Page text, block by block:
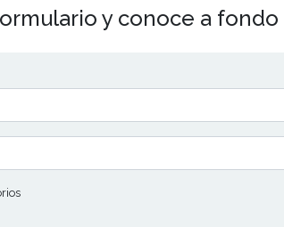
y conoce a